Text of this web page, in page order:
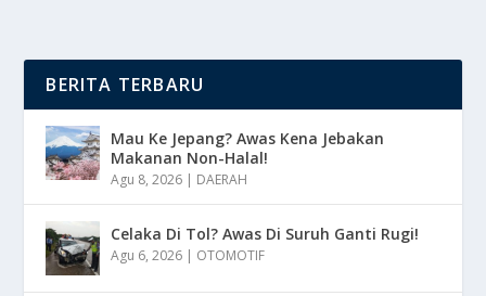
BERITA TERBARU
Mau Ke Jepang? Awas Kena Jebakan
Makanan Non-Halal!
Agu 8, 2026 | DAERAH
Celaka Di Tol? Awas Di Suruh Ganti Rugi!
Agu 6, 2026 | OTOMOTIF